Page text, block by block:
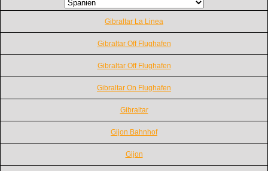
Gibraltar La Linea
Gibraltar Off Flughafen
Gibraltar Off Flughafen
Gibraltar On Flughafen
Gibraltar
Gijon Bahnhof
Gijon